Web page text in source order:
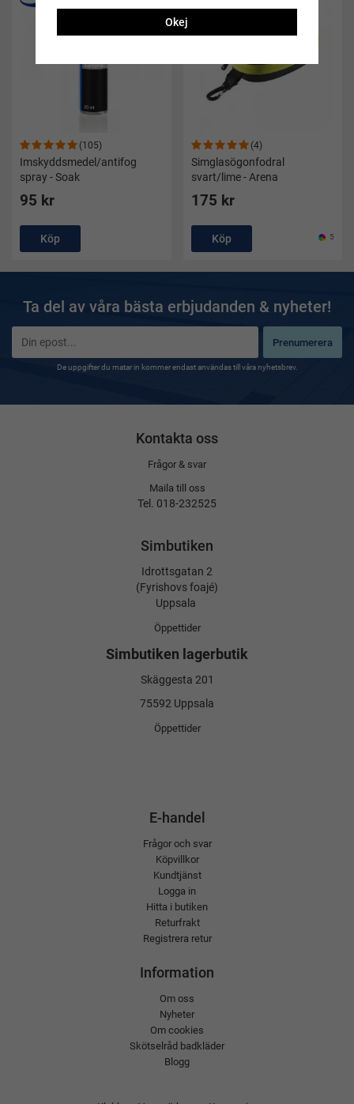
(105)
Imskyddsmedel/antifog
spray - Soak
95 kr
Köp
(4)
Simglasögonfodral
svart/lime - Arena
175 kr
Köp 5
Ta del av våra bästa erbjudanden & nyheter!
Prenumerera
De uppgifter du matar in kommer endast användas till våra nyhetsbrev.
Kontakta oss
Frågor & svar
Maila till oss
Tel. 018-232525
Simbutiken
Idrottsgatan 2
(Fyrishovs foajé)
Uppsala
Öppettider
Simbutiken lagerbutik
Skäggesta 201
75592 Uppsala
Öppettider
E-handel
Frågor och svar
Köpvillkor
Kundtjänst
Logga in
Hitta i butiken
Returfrakt
Registrera retur
Information
Om oss
Nyheter
Om cookies
Skötselråd badkläder
Blogg
Okej